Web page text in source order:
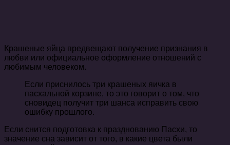
Крашеные яйца предвещают получение признания в
любви или официальное оформление отношений с
любимым человеком.
Если приснилось три крашеных яичка в
пасхальной корзине, то это говорит о том, что
сновидец получит три шанса исправить свою
ошибку прошлого.
Если снится подготовка к празднованию Пасхи, то
значение сна зависит от того, в какие цвета были